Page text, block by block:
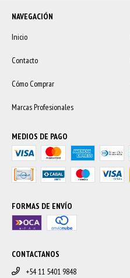
NAVEGACIÓN
Inicio
Contacto
Cómo Comprar
Marcas Profesionales
MEDIOS DE PAGO
FORMAS DE ENVÍO
CONTACTANOS
+54 11 5401 9848